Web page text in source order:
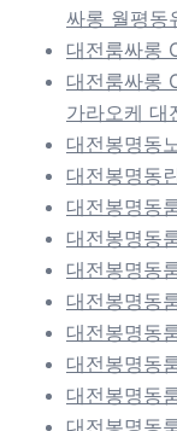
싸롱 월평동
대전룸싸롱
대전룸싸롱
가라오케 대
대전봉명동
대전봉명동
대전봉명동
대전봉명동
대전봉명동
대전봉명동
대전봉명동
대전봉명동
대전봉명동
대전봉명동